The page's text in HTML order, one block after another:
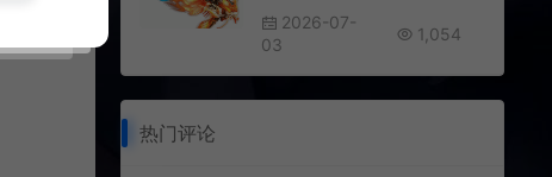
2026-07-
03
1,054
热门评论